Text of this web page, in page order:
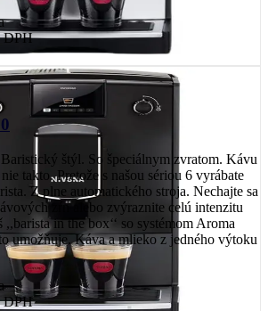
DPH
štýl. So špeciálnym zvratom. Kávu
takto. Pretože s našou sériou 6 vyrábate
Z plne automatického stroja. Nechajte sa
zŕn alebo zvýraznite celú intenzitu
in the box‘‘ so systémom Aroma
umožňuje. Káva a mlieko z jedného výtoku
DPH